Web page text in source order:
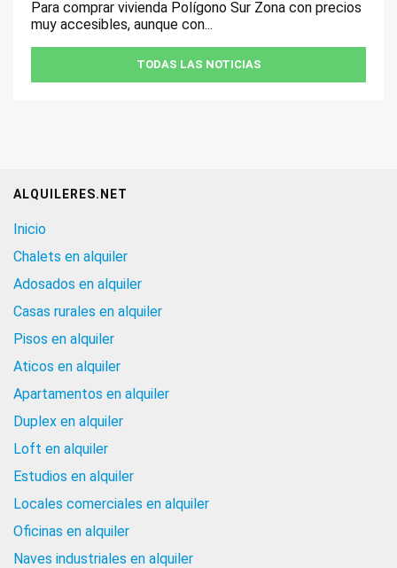
Para comprar vivienda Polígono Sur Zona con precios
muy accesibles, aunque con...
TODAS LAS NOTICIAS
ALQUILERES.NET
Inicio
Chalets en alquiler
Adosados en alquiler
Casas rurales en alquiler
Pisos en alquiler
Aticos en alquiler
Apartamentos en alquiler
Duplex en alquiler
Loft en alquiler
Estudios en alquiler
Locales comerciales en alquiler
Oficinas en alquiler
Naves industriales en alquiler